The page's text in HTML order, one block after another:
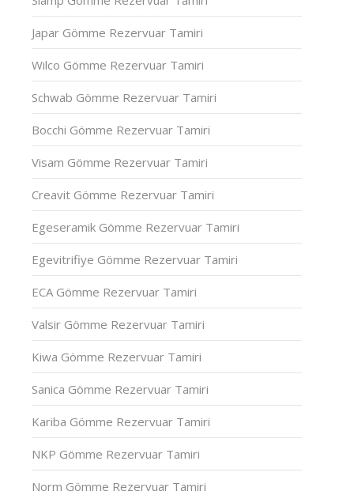
Japar Gömme Rezervuar Tamiri
Wilco Gömme Rezervuar Tamiri
Schwab Gömme Rezervuar Tamiri
Bocchi Gömme Rezervuar Tamiri
Visam Gömme Rezervuar Tamiri
Creavit Gömme Rezervuar Tamiri
Egeseramik Gömme Rezervuar Tamiri
Egevitrifiye Gömme Rezervuar Tamiri
ECA Gömme Rezervuar Tamiri
Valsir Gömme Rezervuar Tamiri
Kiwa Gömme Rezervuar Tamiri
Sanica Gömme Rezervuar Tamiri
Kariba Gömme Rezervuar Tamiri
NKP Gömme Rezervuar Tamiri
Norm Gömme Rezervuar Tamiri